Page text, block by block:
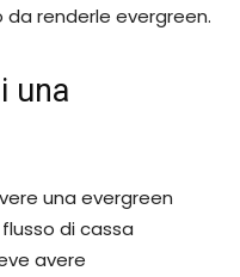
renderle evergreen.
una
una evergreen
di cassa
avere